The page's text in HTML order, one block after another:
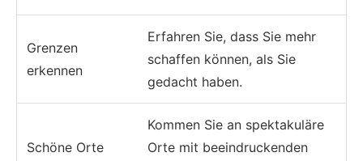
Grenzen
erkennen
Erfahren Sie, dass Sie mehr
schaffen können, als Sie
gedacht haben.
Schöne Orte
Kommen Sie an spektakuläre
Orte mit beeindruckenden